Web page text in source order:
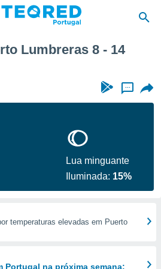
Lumbreras 8 - 14
...
Lua minguante
Iluminada: 15%
temperaturas elevadas em Puerto
Portugal na próxima semana: